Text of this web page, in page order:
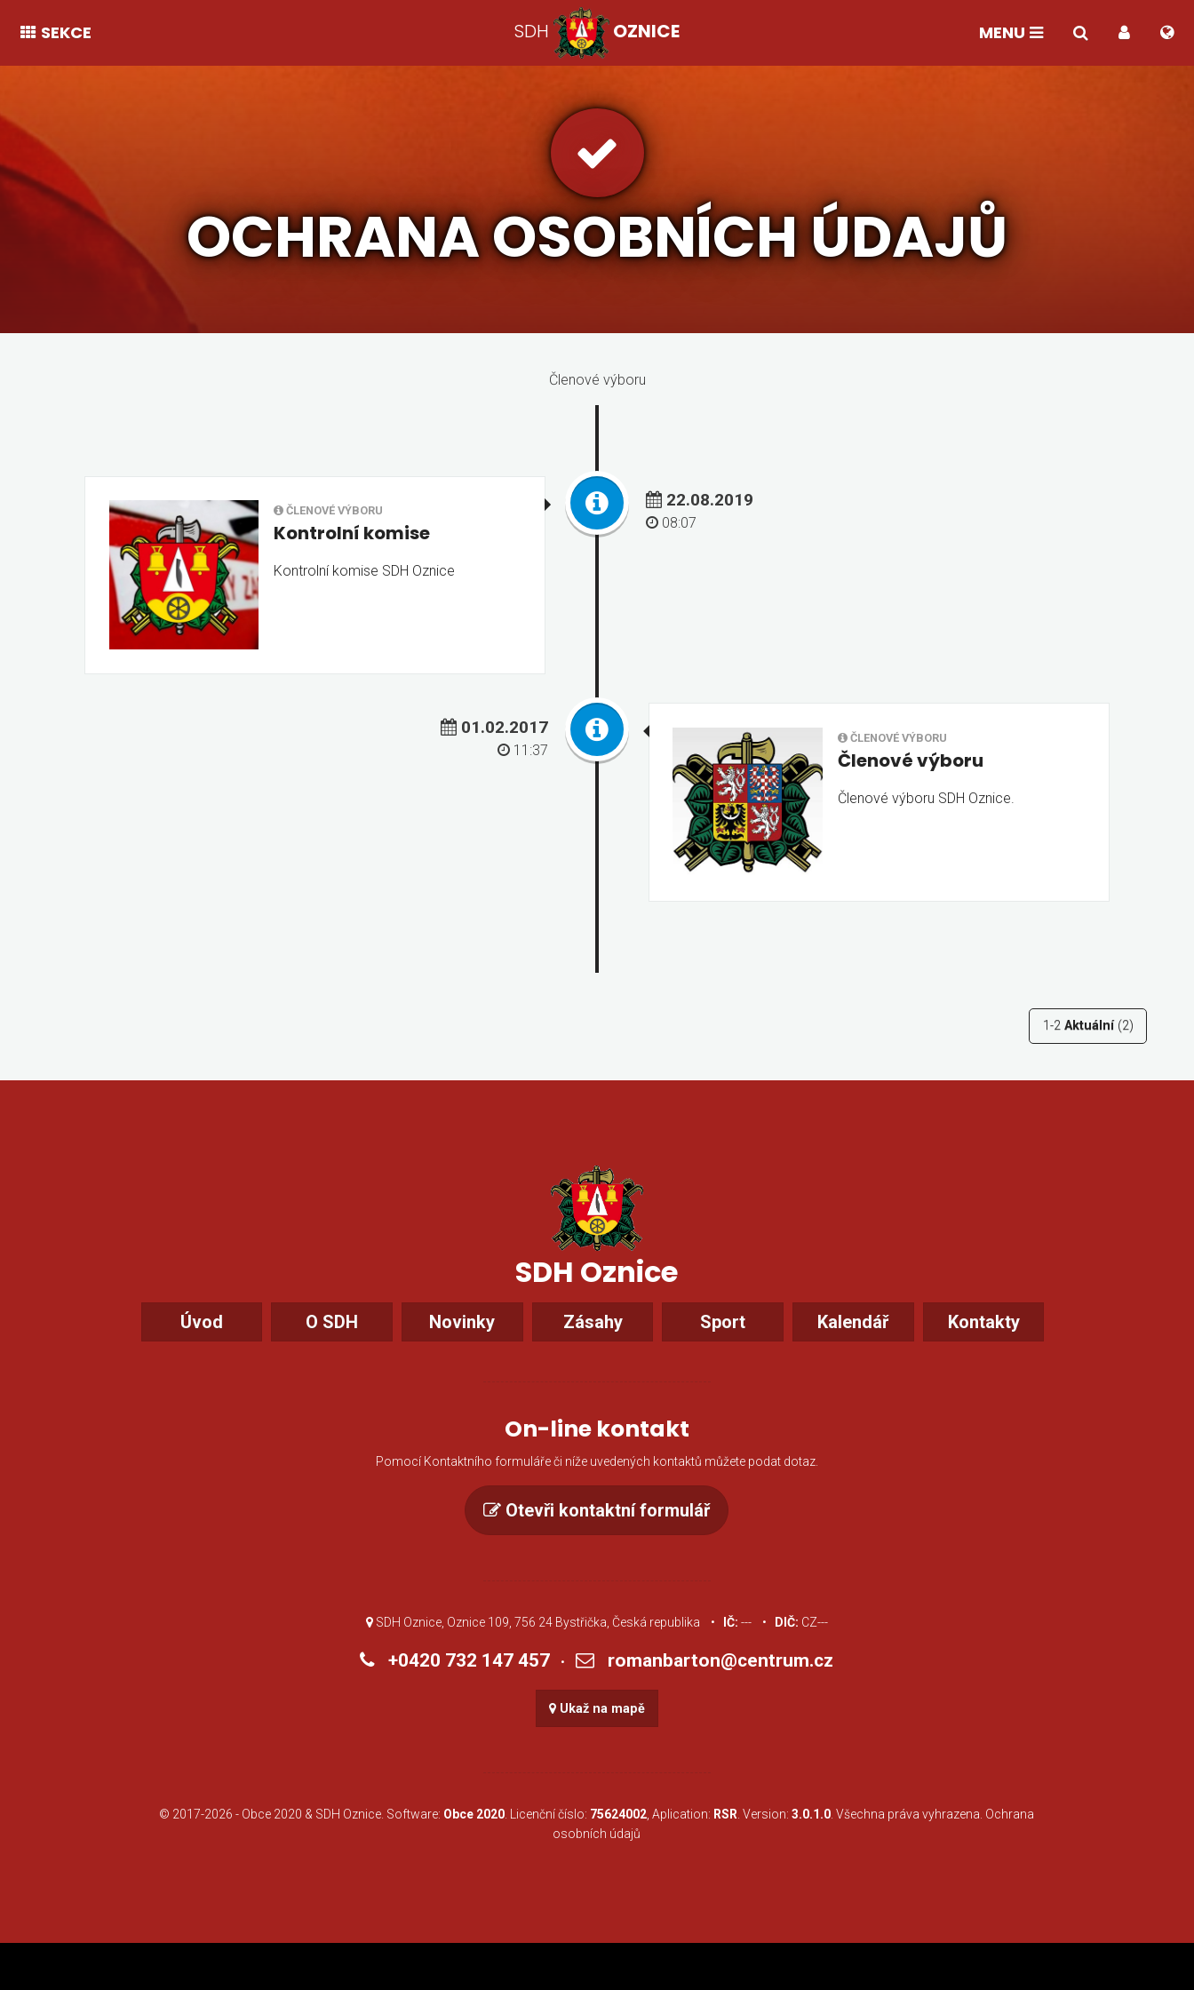
SEKCE SDH OZNICE MENU
OCHRANA OSOBNÍCH ÚDAJŮ
Členové výboru
ČLENOVÉ VÝBORU
Kontrolní komise
Kontrolní komise SDH Oznice
22.08.2019
08:07
ČLENOVÉ VÝBORU
Členové výboru
Členové výboru SDH Oznice.
01.02.2017
11:37
1-2 Aktuální(2)
SDH Oznice
Úvod O SDH Novinky Zásahy Sport Kalendář Kontakty
On-line kontakt
Pomocí Kontaktního formuláře či níže uvedených kontaktů můžete podat dotaz.
Otevři kontaktní formulář
SDH Oznice, Oznice 109, 756 24 Bystřička, Česká republika • IČ: --- • DIČ: CZ---
+0420 732 147 457 • romanbarton@centrum.cz
Ukaž na mapě
© 2017-2026 - Obce 2020 & SDH Oznice . Software: Obce 2020 . Licenční číslo: 75624002 , Aplication: RSR . Version:3.0.1.0 . Všechna práva vyhrazena. Ochrana
osobních údajů